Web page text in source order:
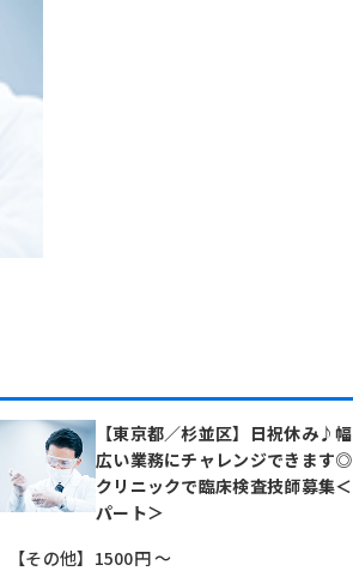
【東京都／杉並区】日祝休み♪幅
広い業務にチャレンジできます◎
クリニックで臨床検査技師募集＜
パート＞
【その他】1500円 ～